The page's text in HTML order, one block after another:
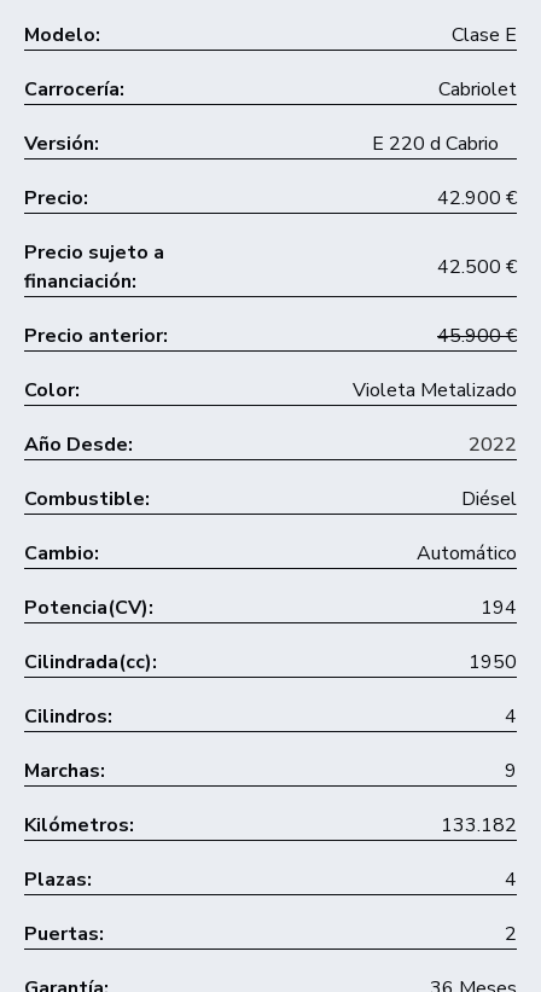
Modelo: Clase E
Carrocería: Cabriolet
Versión: E 220 d Cabrio
Precio: 42.900 €
Precio sujeto a
financiación:
42.500 €
Precio anterior: 45.900 €
Color: Violeta Metalizado
Año Desde: 2022
Combustible: Diésel
Cambio: Automático
Potencia(CV): 194
Cilindrada(cc): 1950
Cilindros: 4
Marchas: 9
Kilómetros: 133.182
Plazas: 4
Puertas: 2